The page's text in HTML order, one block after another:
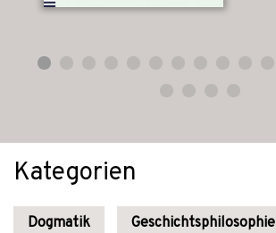
Kategorien
Dogmatik Geschichtsphilosophie